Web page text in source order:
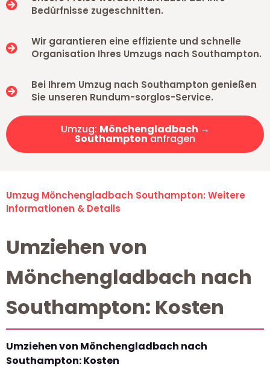
Bedürfnisse zugeschnitten.
Wir garantieren eine effiziente und schnelle
Organisation Ihres Umzugs nach Southampton.
Bei Ihrem Umzug nach Southampton genießen
Sie unseren Rundum-sorglos-Service.
Umzug: Mönchengladbach →
Southamptonanfragen
Umzug Mönchengladbach Southampton: Weitere
Informationen & Details
Umziehen von
Mönchengladbach nach
Southampton: Kosten
Umziehen von Mönchengladbach nach
Southampton: Kosten